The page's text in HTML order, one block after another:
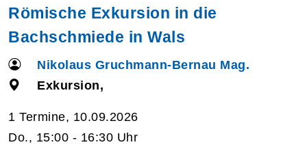
Römische Exkursion in die
Bachschmiede in Wals
Nikolaus Gruchmann-Bernau Mag.
Exkursion,
1 Termine, 10.09.2026
Do., 15:00 - 16:30 Uhr